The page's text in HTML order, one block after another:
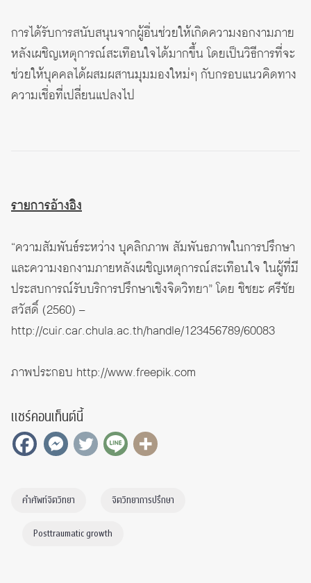
การได้รับการสนับสนุนจากผู้อื่นช่วยให้เกิดความงอกงามภาย
หลังเผชิญเหตุการณ์สะเทือนใจได้มากขึ้น โดยเป็นวิธีการที่จะ
ช่วยให้บุคคลได้ผสมผสานมุมมองใหม่ๆ กับกรอบแนวคิดทาง
ความเชื่อที่เปลี่ยนแปลงไป
รายการอ้างอิง
“ความสัมพันธ์ระหว่าง บุคลิกภาพ สัมพันธภาพในการปรึกษา
และความงอกงามภายหลังเผชิญเหตุการณ์สะเทือนใจ ในผู้ที่มี
ประสบการณ์รับบริการปรึกษาเชิงจิตวิทยา” โดย ชิชยะ ศรีชัย
สวัสดิ์ (2560) –
http://cuir.car.chula.ac.th/handle/123456789/60083
ภาพประกอบ http://www.freepik.com
แชร์คอนเท็นต์นี้
คำศัพท์จิตวิทยา จิตวิทยาการปรึกษา
Posttraumatic growth